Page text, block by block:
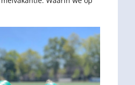
gedaan. Ben jij benieuwd
mee gemaakt? Lees dan